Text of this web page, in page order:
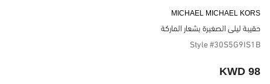
MICHAEL MICHAEL KORS
حقيبة ليلى الصغيرة بشعار الماركة
Style #30S5G9IS1B
98 KWD